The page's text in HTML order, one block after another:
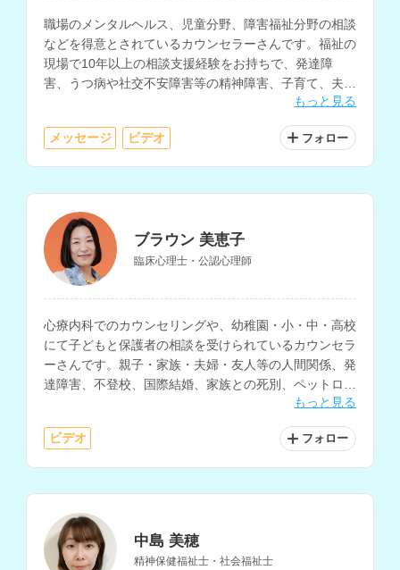
職場のメンタルヘルス、児童分野、障害福祉分野の相談
などを得意とされているカウンセラーさんです。福祉の
現場で10年以上の相談支援経験をお持ちで、発達障
害、うつ病や社交不安障害等の精神障害、子育て、夫婦
関係、ひきこもり、生きづらさの相談などに対応されて
もっと見る
メッセージ ビデオ フォロー
ブラウン 美恵子
臨床心理士・公認心理師
心療内科でのカウンセリングや、幼稚園・小・中・高校
にて子どもと保護者の相談を受けられているカウンセラ
ーさんです。親子・家族・夫婦・友人等の人間関係、発
達障害、不登校、国際結婚、家族との死別、ペットロス
などの相談にも対応され、行政機関で乳幼児の子育て相
もっと見る
ビデオ フォロー
中島 美穂
精神保健福祉士・社会福祉士